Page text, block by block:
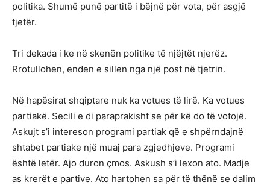
politika. Shumë punë partitë i bëjnë për vota, për asgjë
tjetër.
Tri dekada i ke në skenën politike të njëjtët njerëz.
Rrotullohen, enden e sillen nga një post në tjetrin.
Në hapësirat shqiptare nuk ka votues të lirë. Ka votues
partiakë. Secili e di paraprakisht se për kë do të votojë.
Askujt s’i intereson programi partiak që e shpërndajnë
shtabet partiake një muaj para zgjedhjeve. Programi
është letër. Ajo duron çmos. Askush s’i lexon ato. Madje
as krerët e partive. Ato hartohen sa për të thënë se dalim